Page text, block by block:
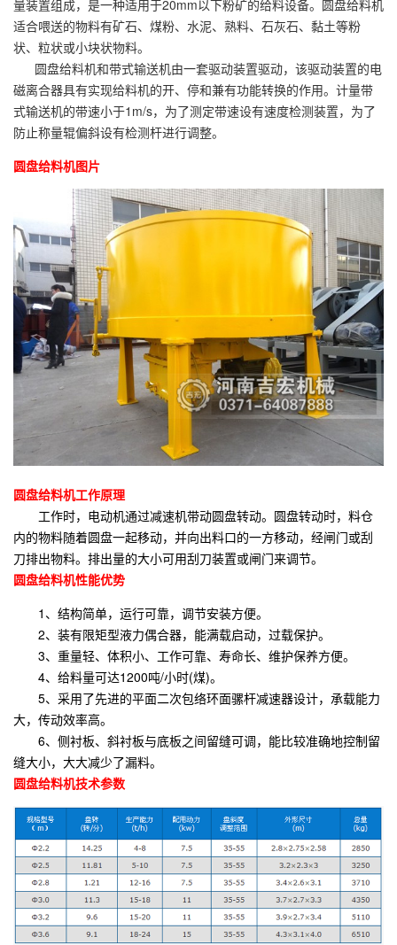
量装置组成，是一种适用于20mm以下粉矿的给料设备。圆盘给料机
适合喂送的物料有矿石、煤粉、水泥、熟料、石灰石、黏土等粉
状、粒状或小块状物料。
圆盘给料机和带式输送机由一套驱动装置驱动，该驱动装置的电
磁离合器具有实现给料机的开、停和兼有功能转换的作用。计量带
式输送机的带速小于1m/s，为了测定带速设有速度检测装置，为了
防止称量辊偏斜设有检测杆进行调整。
圆盘给料机图片
圆盘给料机工作原理
工作时，电动机通过减速机带动圆盘转动。圆盘转动时，料仓
内的物料随着圆盘一起移动，并向出料口的一方移动，经闸门或刮
刀排出物料。排出量的大小可用刮刀装置或闸门来调节。
圆盘给料机性能优势
1、结构简单，运行可靠，调节安装方便。
2、装有限矩型液力偶合器，能满载启动，过载保护。
3、重量轻、体积小、工作可靠、寿命长、维护保养方便。
4、给料量可达1200吨/小时(煤)。
5、采用了先进的平面二次包络环面骡杆减速器设计，承载能力
大，传动效率高。
6、侧衬板、斜衬板与底板之间留缝可调，能比较准确地控制留
缝大小，大大减少了漏料。
圆盘给料机技术参数